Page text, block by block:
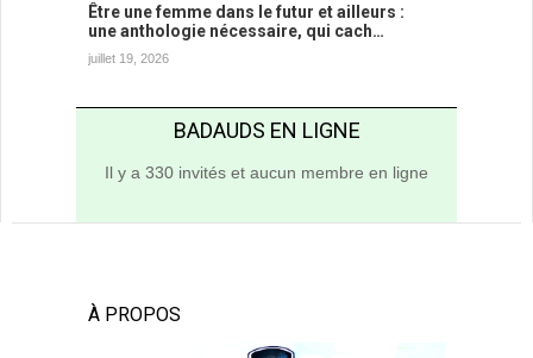
Être une femme dans le futur et ailleurs :
une anthologie nécessaire, qui cach…
juillet 19, 2026
BADAUDS EN LIGNE
Il y a 330 invités et aucun membre en ligne
À PROPOS